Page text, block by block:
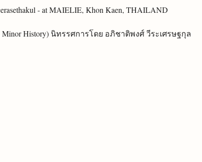
- at MAIELIE, Khon Kaen, THAILAND
History) นิทรรศการโดย อภิชาติพงศ์ วีระเศรษฐกุล